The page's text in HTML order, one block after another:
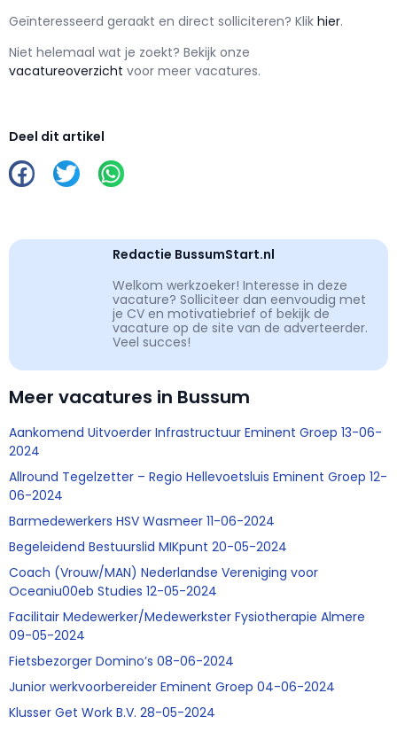
Geïnteresseerd geraakt en direct solliciteren? Klik hier.
Niet helemaal wat je zoekt? Bekijk onze
vacatureoverzicht voor meer vacatures.
Deel dit artikel
Redactie BussumStart.nl
Welkom werkzoeker! Interesse in deze
vacature? Solliciteer dan eenvoudig met
je CV en motivatiebrief of bekijk de
vacature op de site van de adverteerder.
Veel succes!
Meer vacatures in Bussum
Aankomend Uitvoerder Infrastructuur Eminent Groep 13-06-
2024
Allround Tegelzetter – Regio Hellevoetsluis Eminent Groep 12-
06-2024
Barmedewerkers HSV Wasmeer 11-06-2024
Begeleidend Bestuurslid MIKpunt 20-05-2024
Coach (Vrouw/MAN) Nederlandse Vereniging voor
Oceaniu00eb Studies 12-05-2024
Facilitair Medewerker/Medewerkster Fysiotherapie Almere
09-05-2024
Fietsbezorger Domino’s 08-06-2024
Junior werkvoorbereider Eminent Groep 04-06-2024
Klusser Get Work B.V. 28-05-2024